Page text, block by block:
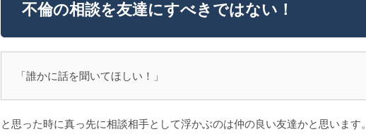
不倫の相談を友達にすべきではない！
「誰かに話を聞いてほしい！」
と思った時に真っ先に相談相手として浮かぶのは仲の良い友達かと思います。